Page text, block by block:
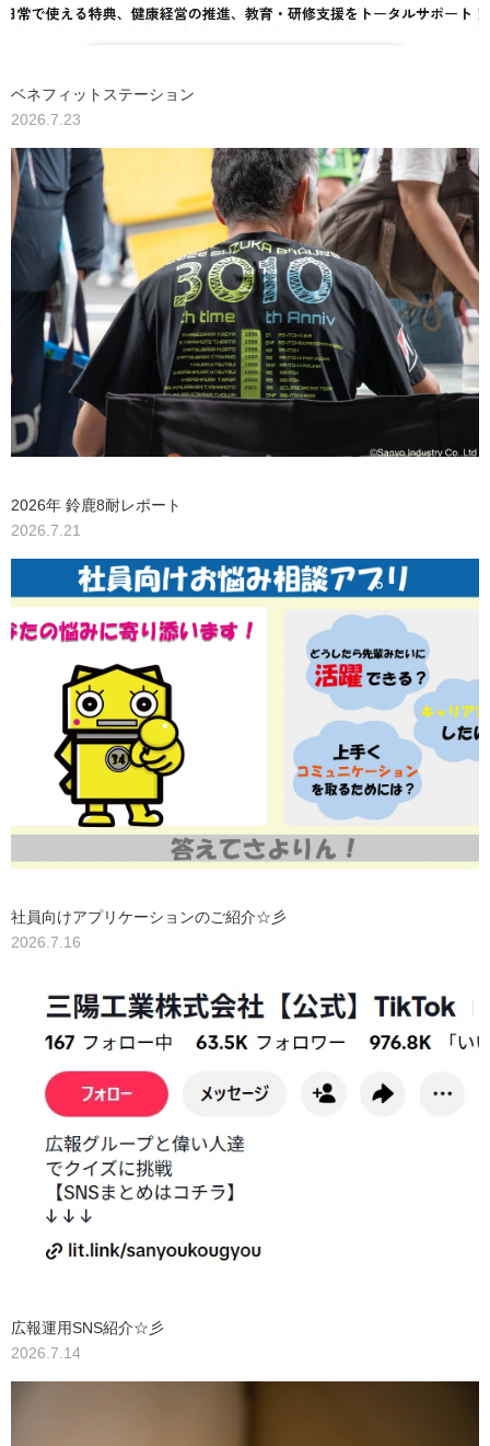
ベネフィットステーション
2026.7.23
2026年 鈴鹿8耐レポート
2026.7.21
社員向けアプリケーションのご紹介☆彡
2026.7.16
広報運用SNS紹介☆彡
2026.7.14